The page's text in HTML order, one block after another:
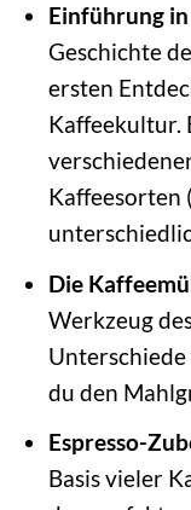
Einführung
Geschichte
ersten
Kaffeekultur.
Kaffeesorten
Die
Werkzeug
du den
Espresso-
Basis vieler